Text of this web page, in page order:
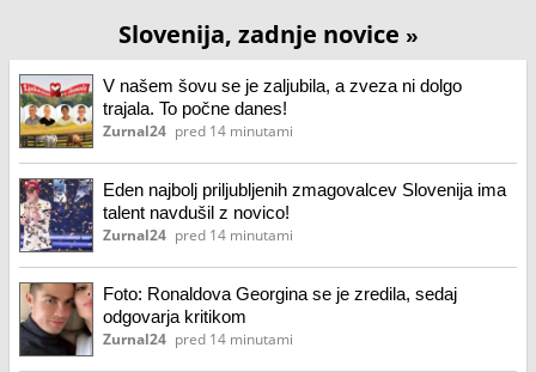
Slovenija, zadnje novice »
V našem šovu se je zaljubila, a zveza ni dolgo
trajala. To počne danes!
Zurnal24 pred 14 minutami
Eden najbolj priljubljenih zmagovalcev Slovenija ima
talent navdušil z novico!
Zurnal24 pred 14 minutami
Foto: Ronaldova Georgina se je zredila, sedaj
odgovarja kritikom
Zurnal24 pred 14 minutami